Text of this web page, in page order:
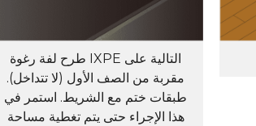
طرح لفة رغوة IXPE التالية على
مقربة من الصف الأول (لا تتداخل).
طبقات ختم مع الشريط. استمر في
هذا الإجراء حتى يتم تغطية مساحة